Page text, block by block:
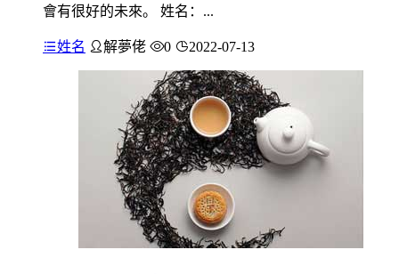
會有很好的未來。 姓名：...
姓名 解夢佬 0 2022-07-13